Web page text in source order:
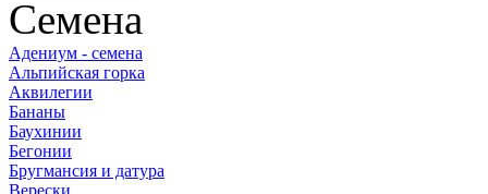
Семена
Адениум - семена
Альпийская горка
Аквилегии
Бананы
Баухинии
Бегонии
Бругмансия и датура